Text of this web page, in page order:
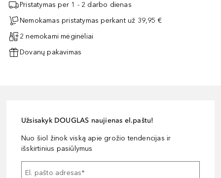
Pristatymas per 1 - 2 darbo dienas
Nemokamas pristatymas perkant už 39,95 €
2 nemokami mėginėliai
Dovanų pakavimas
Užsisakyk DOUGLAS naujienas el.paštu!
Nuo šiol žinok viską apie grožio tendencijas ir
išskirtinius pasiūlymus
El. pašto adresas*